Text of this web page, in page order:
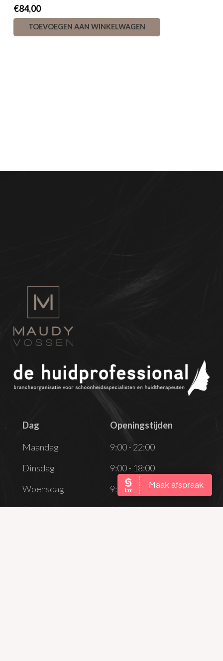
€84,00
TOEVOEGEN AAN WINKELWAGEN
Dag
Openingstijden
Dag
Openingstijden
Maandag
9:00 - 22:00
Dinsdag
9:00 - 18:00
Woensdag
9:00 - 22:00
Donderdag
9:00 - 18:00